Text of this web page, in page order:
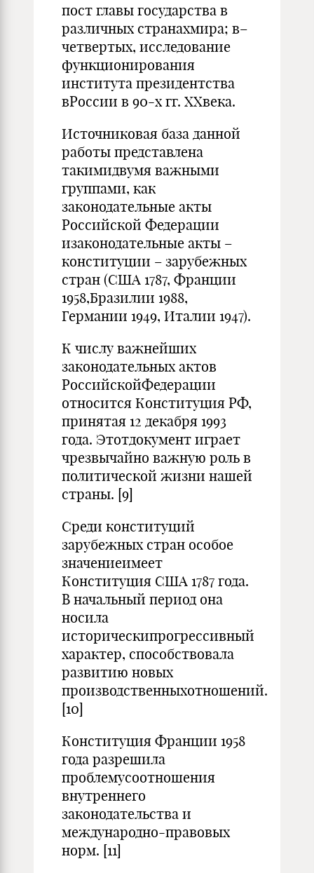
пост главы государства в
различных странахмира; в–
четвертых, исследование
функционирования
института президентства
вРоссии в 90-х гг. XXвека.
Источниковая база данной
работы представлена
такимидвумя важными
группами, как
законодательные акты
Российской Федерации
изаконодательные акты –
конституции – зарубежных
стран (США 1787, Франции
1958,Бразилии 1988,
Германии 1949, Италии 1947).
К числу важнейших
законодательных актов
РоссийскойФедерации
относится Конституция РФ,
принятая 12 декабря 1993
года. Этотдокумент играет
чрезвычайно важную роль в
политической жизни нашей
страны. [9]
Среди конституций
зарубежных стран особое
значениеимеет
Конституция США 1787 года.
В начальный период она
носила
историческипрогрессивный
характер, способствовала
развитию новых
производственныхотношений.
[10]
Конституция Франции 1958
года разрешила
проблемусоотношения
внутреннего
законодательства и
международно-правовых
норм. [11]